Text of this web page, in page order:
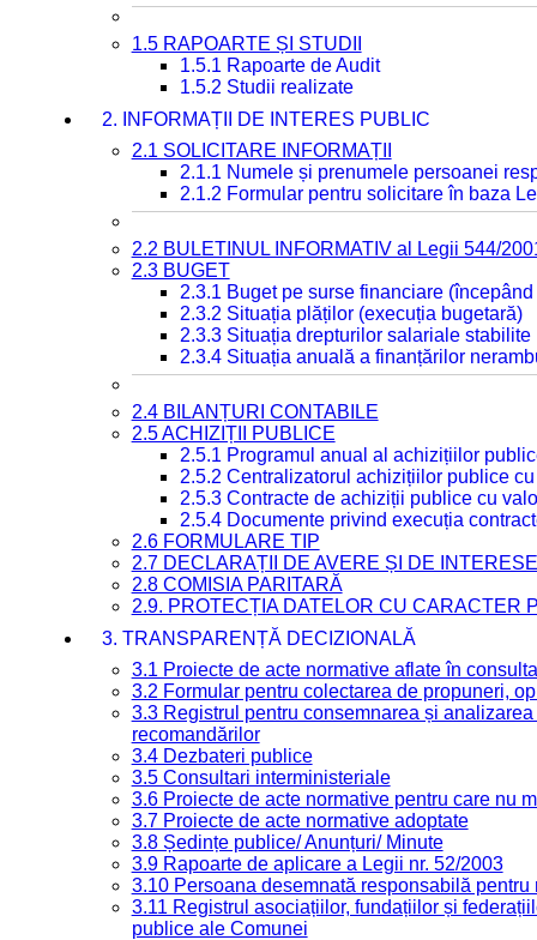
1.5 RAPOARTE ȘI STUDII
1.5.1 Rapoarte de Audit
1.5.2 Studii realizate
2. INFORMAȚII DE INTERES PUBLIC
2.1 SOLICITARE INFORMAȚII
2.1.1 Numele și prenumele persoanei
2.1.2 Formular pentru solicitare în baza
2.2 BULETINUL INFORMATIV al Legii 544/
2.3 BUGET
2.3.1 Buget pe surse financiare
2.3.2 Situația plăților (execuția bugetară)
2.3.3 Situația drepturilor salariale
2.3.4 Situația anuală a finanțărilor
2.4 BILANȚURI CONTABILE
2.5 ACHIZIȚII PUBLICE
2.5.1 Programul anual al achizițiilor
2.5.2 Centralizatorul achizițiilor publice
2.5.3 Contracte de achiziții publice cu
2.5.4 Documente privind execuția
2.6 FORMULARE TIP
2.7 DECLARAȚII DE AVERE ȘI DE INTERESE
2.8 COMISIA PARITARĂ
2.9. PROTECȚIA DATELOR CU CARACTER
3. TRANSPARENȚĂ DECIZIONALĂ
3.1 Proiecte de acte normative aflate în
3.2 Formular pentru colectarea de propuneri,
3.3 Registrul pentru consemnarea și
recomandărilor
3.4 Dezbateri publice
3.5 Consultari interministeriale
3.6 Proiecte de acte normative pentru care nu
3.7 Proiecte de acte normative adoptate
3.8 Ședințe publice/ Anunțuri/ Minute
3.9 Rapoarte de aplicare a Legii nr. 52/2003
3.10 Persoana desemnată responsabilă
3.11 Registrul asociațiilor, fundațiilor și
publice ale Comunei